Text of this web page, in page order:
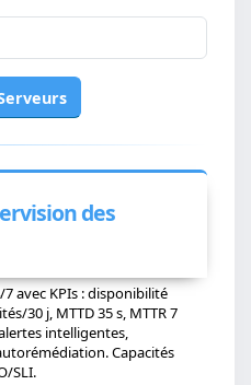
des
avec KPIs : disponibilité
30 j, MTTD 35 s, MTTR 7
intelligentes,
Capacités
SLI.